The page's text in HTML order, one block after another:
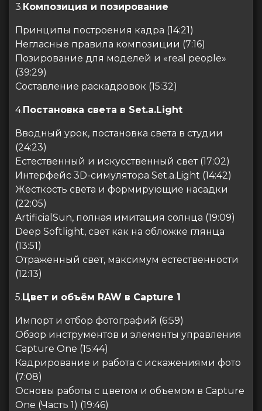
3.Композиция и позирование
Принципы построения кадра (14:21)
Негласные правила композиции (7:16)
Позирование для моделей и «real people»
(39:29)
Составление раскадровок (15:32)
4.Постановка света в Set.a.Light
Вводный урок, постановка света в студии
(24:23)
Естественный и искусственный свет (17:02)
Интерфейс 3D-симулятора Set.a.Light (14:42)
Жесткость света и формирующие насадки
(22:05)
ArtificialSun, полная имитация солнца (19:09)
Deep Softlight, свет как на обложке глянца
(13:51)
Отраженный свет, максимум естественности
(12:13)
5.Цвет и объём RAW в Capture 1
Импорт и отбор фотографий (6:59)
Обзор инструментов и элементы управления
Capture One (15:44)
Кадрирование и работа с искажениями фото
(7:08)
Основы работы с цветом и объемом в Capture
One (Часть 1) (19:46)